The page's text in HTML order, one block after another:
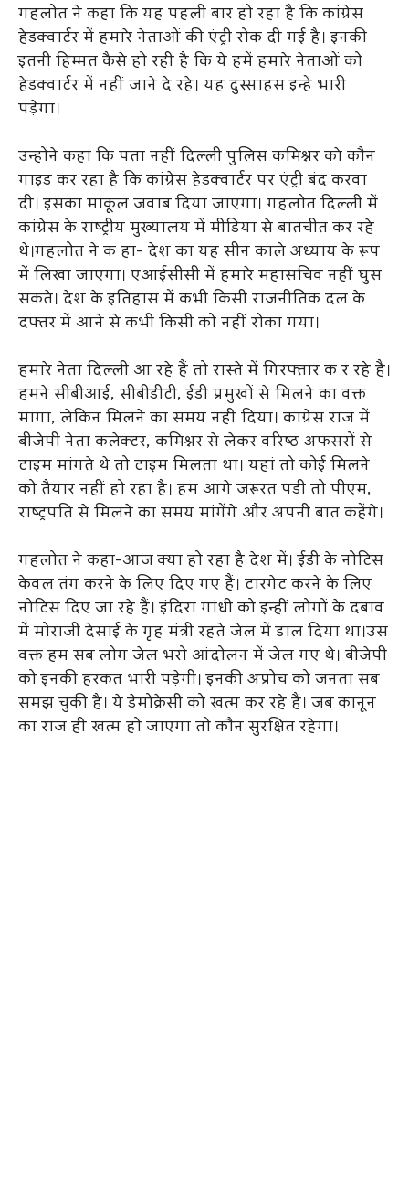
गहलोत ने कहा कि यह पहली बार हो रहा है कि कांग्रेस
हेडक्वार्टर में हमारे नेताओं की एंट्री रोक दी गई है। इनकी
इतनी हिम्मत कैसे हो रही है कि ये हमें हमारे नेताओं को
हेडक्वार्टर में नहीं जाने दे रहे। यह दुस्साहस इन्हें भारी
पड़ेगा।
उन्होंने कहा कि पता नहीं दिल्ली पुलिस कमिश्नर काे कौन
गाइड कर रहा है कि कांग्रेस हेडक्वार्टर पर एंट्री बंद करवा
दी। इसका माकूल जवाब दिया जाएगा। गहलोत दिल्ली में
कांग्रेस के राष्ट्रीय मुख्यालय में मीडिया से बातचीत कर रहे
थे।गहलोत ने क हा- देश का यह सीन काले अध्याय के रूप
में लिखा जाएगा। एआईसीसी में हमारे महासचिव नहीं घुस
सकते। देश के इतिहास में कभी किसी राजनीतिक दल के
दफ्तर में आने से कभी किसी को नहीं रोका गया।
हमारे नेता दिल्ली आ रहे हैं तो रास्ते में गिरफ्तार क र रहे हैं।
हमने सीबीआई, सीबीडीटी, ईडी प्रमुखों से मिलने का वक्त
मांगा, लेकिन मिलने का समय नहीं दिया। कांग्रेस राज में
बीजेपी नेता कलेक्टर, कमिश्नर से लेकर वरिष्ठ अफसरों से
टाइम मांगते थे तो टाइम मिलता था। यहां तो कोई मिलने
को तैयार नहीं हो रहा है। हम आगे जरूरत पड़ी तो पीएम,
राष्ट्रपति से मिलने का समय मांगेंगे और अपनी बात कहेंगे।
गहलोत ने कहा-आज क्या हो रहा है देश में। ईडी के नोटिस
केवल तंग करने के लिए दिए गए हैं। टारगेट करने के लिए
नोटिस दिए जा रहे हैं। इंदिरा गांधी को इन्हीं लोगों के दबाव
में मोराजी देसाई के गृह मंत्री रहते जेल में डाल दिया था।उस
वक्त हम सब लोग जेल भरो आंदोलन में जेल गए थे। बीजेपी
को इनकी हरकत भारी पड़ेगी। इनकी अप्रोच को जनता सब
समझ चुकी है। ये डेमोक्रेसी को खत्म कर रहे हैं। जब कानून
का राज ही खत्म हो जाएगा तो कौन सुरक्षित रहेगा।